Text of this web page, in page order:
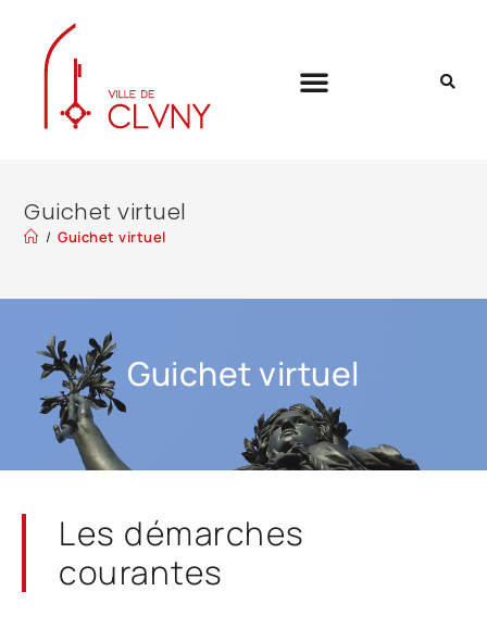
Guichet virtuel
/ Guichet virtuel
Guichet virtuel
Les démarches
courantes